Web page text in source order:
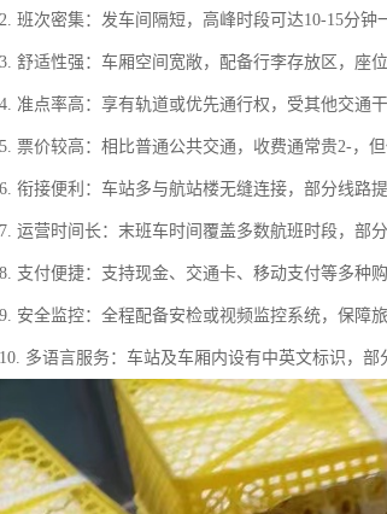
2. 班次密集：发车间隔短，高峰时段可达10-15分钟
3. 舒适性强：车厢空间宽敞，配备行李存放区，座
4. 准点率高：享有轨道或优先通行权，受其他交通
5. 票价较高：相比普通公共交通，收费通常贵2-，但
6. 衔接便利：车站多与航站楼无缝连接，部分线路
7. 运营时间长：末班车时间覆盖多数航班时段，部
8. 支付便捷：支持现金、交通卡、移动支付等多种购
9. 安全监控：全程配备安检或视频监控系统，保障旅
10. 多语言服务：车站及车厢内设有中英文标识，部